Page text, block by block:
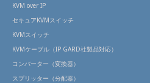
KVM over IP
セキュアKVMスイッチ
KVMスイッチ
KVMケーブル（IP GARD社製品対応）
コンバーター（変換器）
スプリッター（分配器）